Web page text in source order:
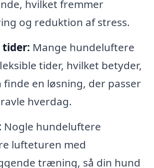
hvilket fremmer
og reduktion af stress.
tider: Mange hundeluftere
tider, hvilket betyder,
finde en løsning, der passer
hverdag.
Nogle hundeluftere
lufteturen med
træning, så din hund